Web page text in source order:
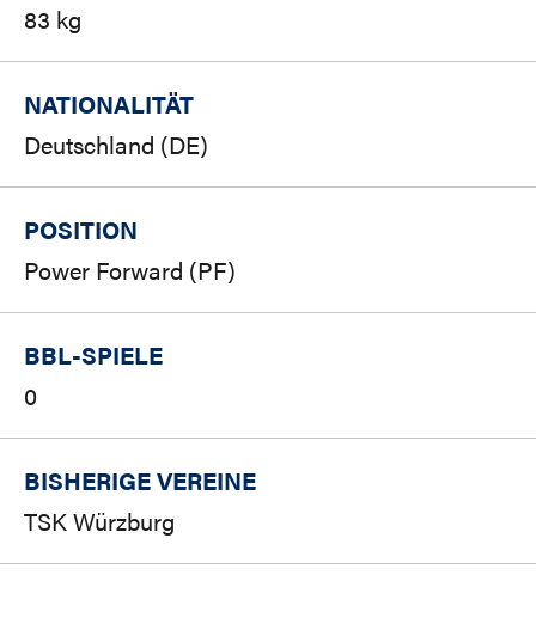
83 kg
NATIONALITÄT
Deutschland (DE)
POSITION
Power Forward (PF)
BBL-SPIELE
0
BISHERIGE VEREINE
TSK Würzburg